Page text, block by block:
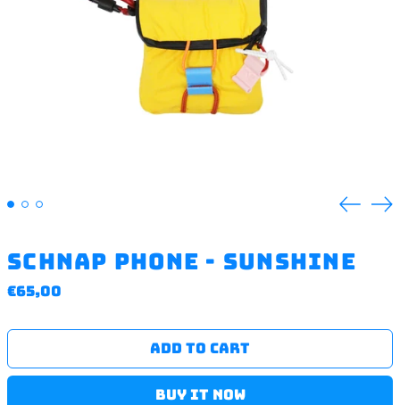
slide
Schnap phone - sunshine
Regular
€65,00
ADD TO CART
BUY IT NOW